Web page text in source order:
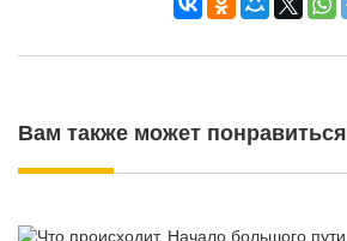
Вам также может понравиться